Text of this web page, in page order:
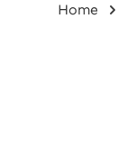
Home